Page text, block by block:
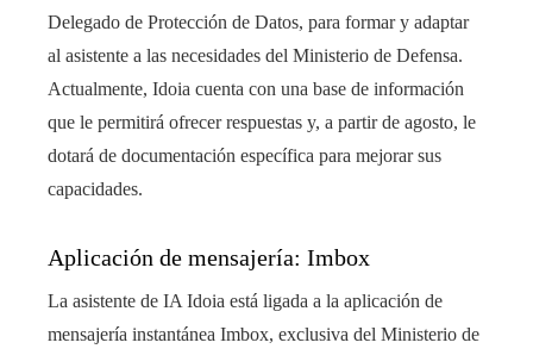
Delegado de Protección de Datos, para formar y adaptar
al asistente a las necesidades del Ministerio de Defensa.
Actualmente, Idoia cuenta con una base de información
que le permitirá ofrecer respuestas y, a partir de agosto, le
dotará de documentación específica para mejorar sus
capacidades.
Aplicación de mensajería: Imbox
La asistente de IA Idoia está ligada a la aplicación de
mensajería instantánea Imbox, exclusiva del Ministerio de